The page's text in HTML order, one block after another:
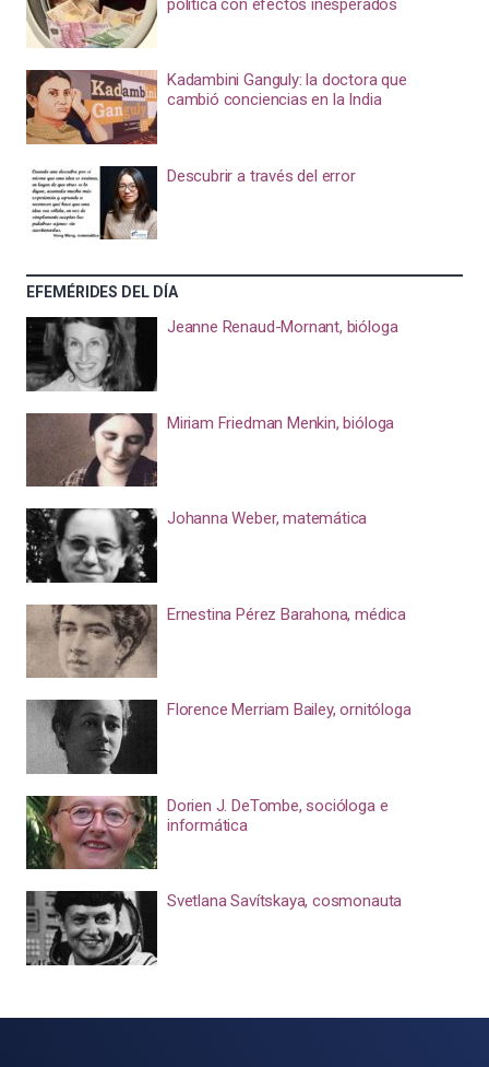
política con efectos inesperados
Kadambini Ganguly: la doctora que
cambió conciencias en la India
Descubrir a través del error
EFEMÉRIDES DEL DÍA
Jeanne Renaud-Mornant, bióloga
Miriam Friedman Menkin, bióloga
Johanna Weber, matemática
Ernestina Pérez Barahona, médica
Florence Merriam Bailey, ornitóloga
Dorien J. DeTombe, socióloga e
informática
Svetlana Savítskaya, cosmonauta